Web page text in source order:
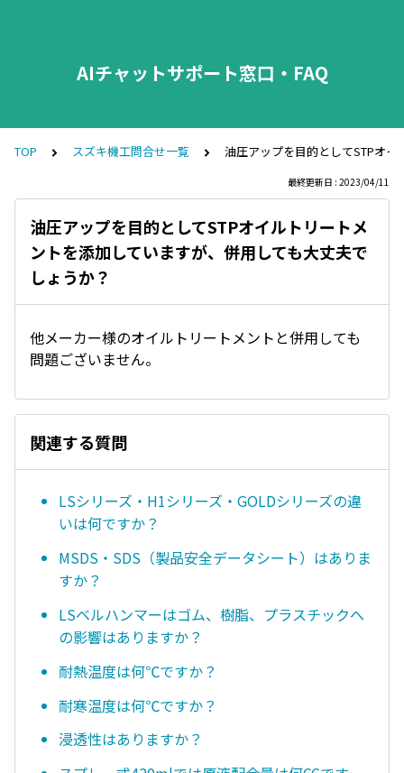
AIチャットサポート窓口・FAQ
TOP スズキ機工問合せ一覧 油圧アップを目的としてSTPオ
最終更新日 : 2023/04/11
油圧アップを目的としてSTPオイルトリートメ
ントを添加していますが、併用しても大丈夫で
しょうか？
他メーカー様のオイルトリートメントと併用しても
問題ございません。
関連する質問
LSシリーズ・H1シリーズ・GOLDシリーズの違
いは何ですか？
MSDS・SDS（製品安全データシート）はありま
すか？
LSベルハンマーはゴム、樹脂、プラスチックへ
の影響はありますか？
耐熱温度は何℃ですか？
耐寒温度は何℃ですか？
浸透性はありますか？